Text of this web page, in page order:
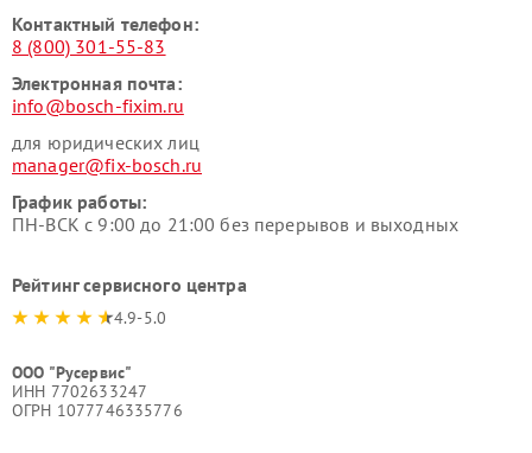
Контактный телефон:
8 (800) 301-55-83
Электронная почта:
info@bosch-fixim.ru
для юридических лиц
manager@fix-bosch.ru
График работы:
ПН-ВСК с 9:00 до 21:00 без перерывов и выходных
Рейтинг сервисного центра
4.9-5.0
ООО "Русервис"
ИНН 7702633247
ОГРН 1077746335776